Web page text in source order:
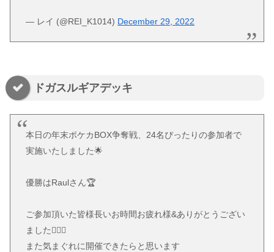
— レイ (@REI_K1014) December 29, 2022
ドガスルギアデッキ
本日の年末ポケカBOX争奪戦、24名ぴったりの参加者で
実施いたしました🌟
優勝はRaulさん🏆
ご参加頂いた皆様長いお時間お疲れ様&ありがとうござい
ました🙇‍♀️✨
また気まぐれに開催できたらと思います